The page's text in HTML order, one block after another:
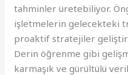
tahminler üretebiliyor.
işletmelerin gelecekteki
proaktif stratejiler
Derin öğrenme gibi
karmaşık ve gürültülü